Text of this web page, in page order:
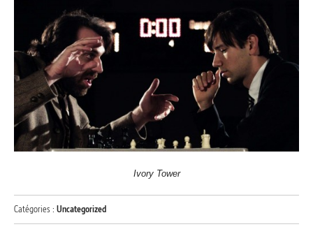
Ivory Tower
Catégories : Uncategorized